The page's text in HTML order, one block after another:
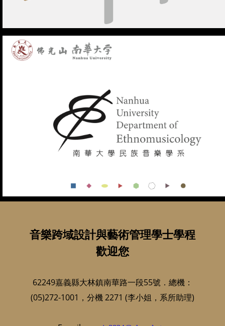
音樂跨域設計與藝術管理學士學程
歡迎您
62249嘉義縣大林鎮南華路一段55號．總機：
(05)272-1001，分機 2271 (李小姐，系所助理)